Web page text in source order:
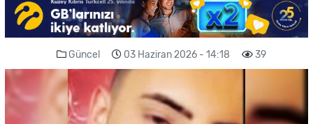
Güncel 03 Haziran 2026 - 14:18 39